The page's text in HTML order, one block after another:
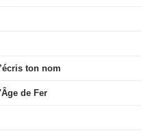
ton nom
de Fer